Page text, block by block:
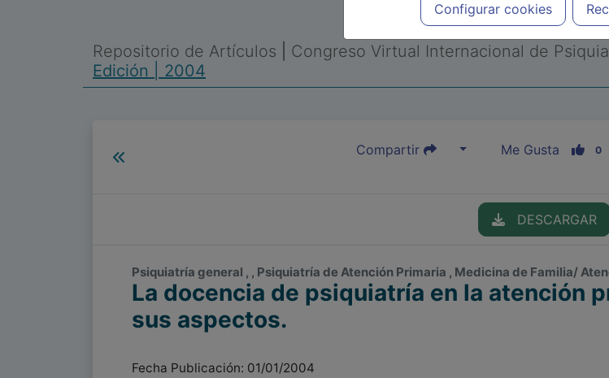
Configurar cookies
Repositorio de Artículos Congreso Virtual Internacional de
Edición | 2004
Compartir Me Gusta 0
DESCARGAR
Psiquiatría general , , Psiquiatría de Atención Primaria , Medicina de Familia/
La docencia de psiquiatría en la atención
sus aspectos.
Fecha Publicación: 01/01/2004